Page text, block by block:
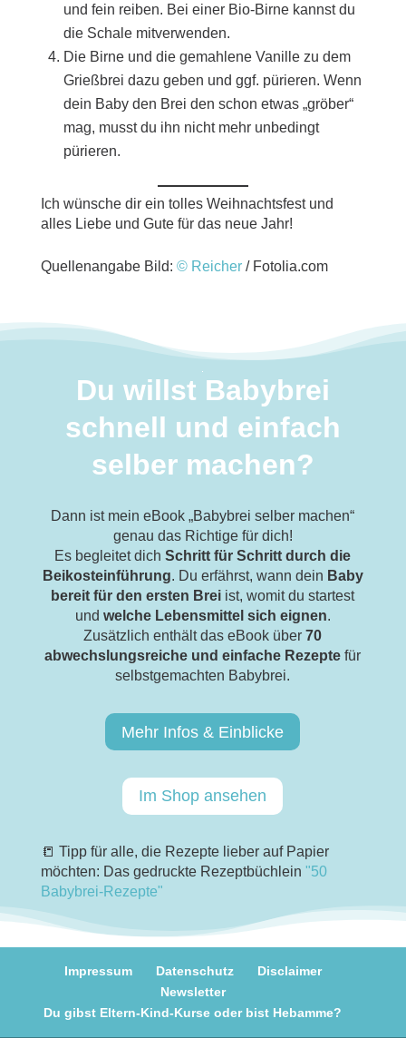
und fein reiben. Bei einer Bio-Birne kannst du
die Schale mitverwenden.
Die Birne und die gemahlene Vanille zu dem
Grießbrei dazu geben und ggf. pürieren. Wenn
dein Baby den Brei den schon etwas „gröber“
mag, musst du ihn nicht mehr unbedingt
pürieren.
Ich wünsche dir ein tolles Weihnachtsfest und
alles Liebe und Gute für das neue Jahr!
Quellenangabe Bild: © Reicher/ Fotolia.com
Du willst Babybrei
schnell und einfach
selber machen?
Dann ist mein eBook „Babybrei selber machen“
genau das Richtige für dich!
Es begleitet dichSchritt für Schritt durch die
Beikosteinführung. Du erfährst, wann dein Baby
bereit für den ersten Brei ist, womit du startest
und welche Lebensmittel sich eignen.
Zusätzlich enthält das eBook über70
abwechslungsreiche und einfache Rezepte für
selbstgemachten Babybrei.
Mehr Infos & Einblicke
Im Shop ansehen
📒 Tipp für alle, die Rezepte lieber auf Papier
möchten: Das gedruckte Rezeptbüchlein "50
Babybrei-Rezepte"
Impressum Datenschutz
Disclaimer
Newsletter
Du gibst Eltern-Kind-Kurse oder bist Hebamme?